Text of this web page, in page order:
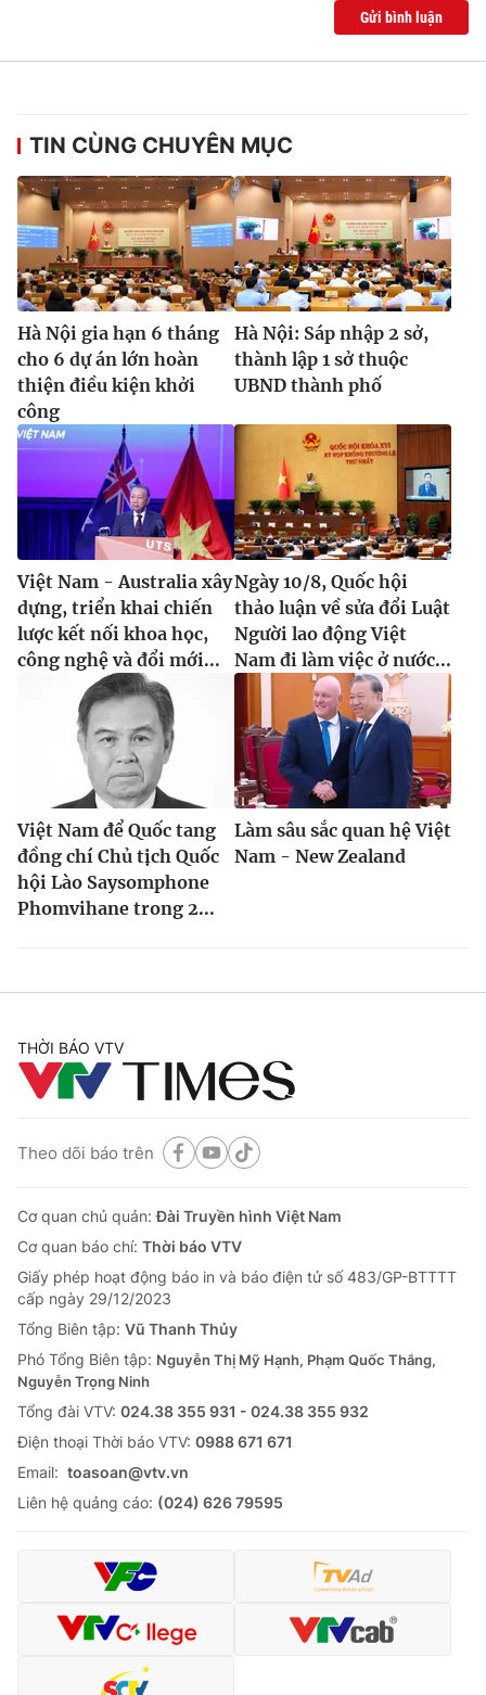
Gửi bình luận
TIN CÙNG CHUYÊN MỤC
Hà Nội gia hạn 6 tháng
cho 6 dự án lớn hoàn
thiện điều kiện khởi
công
Hà Nội: Sáp nhập 2 sở,
thành lập 1 sở thuộc
UBND thành phố
Việt Nam - Australia xây
dựng, triển khai chiến
lược kết nối khoa học,
công nghệ và đổi mới...
Ngày 10/8, Quốc hội
thảo luận về sửa đổi Luật
Người lao động Việt
Nam đi làm việc ở nước...
Việt Nam để Quốc tang
đồng chí Chủ tịch Quốc
hội Lào Saysomphone
Phomvihane trong 2...
Làm sâu sắc quan hệ Việt
Nam - New Zealand
THỜI BÁO VTV
Theo dõi báo trên
Cơ quan chủ quản:Đài Truyền hình Việt Nam
Cơ quan báo chí: Thời báo VTV
Giấy phép hoạt động báo in và báo điện tử số 483/GP-BTTTT
cấp ngày 29/12/2023
Tổng Biên tập: Vũ Thanh Thủy
Phó Tổng Biên tập: Nguyễn Thị Mỹ Hạnh, Phạm Quốc Thắng,
Nguyễn Trọng Ninh
Tổng đài VTV: 024.38 355 931 - 024.38 355 932
Ðiện thoại Thời báo VTV: 0988 671 671
Email: toasoan@vtv.vn
Liên hệ quảng cáo: (024) 626 79595